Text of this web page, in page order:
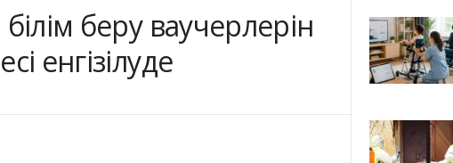
беру ваучерлерін
енгізілуде